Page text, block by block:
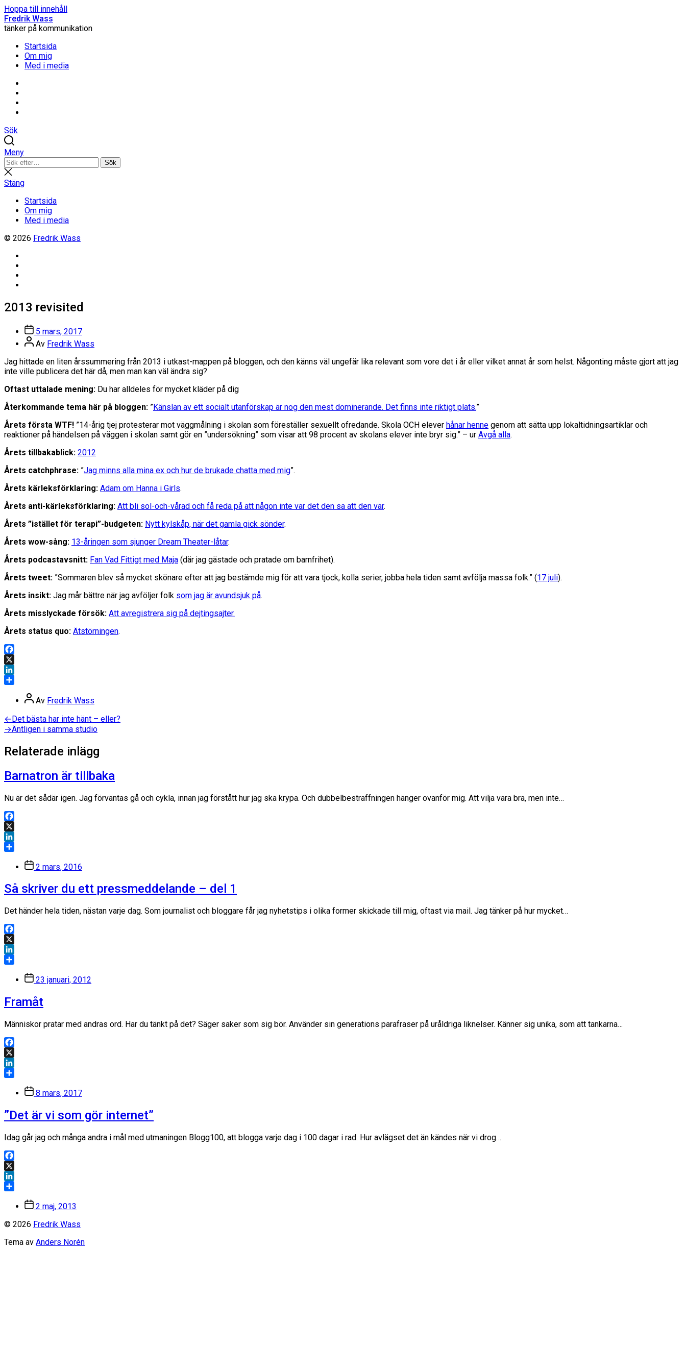
Hoppa till innehåll
Fredrik Wass
tänker på kommunikation
Startsida
Om mig
Med i media
Sök
Meny
Sök
efter:
Sök
Stäng
sökning
Stäng
Startsida
Om mig
Med i media
© 2026 Fredrik Wass
2013 revisited
Inläggsdatum
5 mars, 2017
Inläggsförfattare
Av Fredrik Wass
Jag hittade en liten årssummering från 2013 i utkast-mappen på bloggen, och den känns väl ungefär lika relevant som vore det i år eller vilket annat år som helst. Någonting måste gjort att jag
inte ville publicera det här då, men man kan väl ändra sig?
Oftast uttalade mening: Du har alldeles för mycket kläder på dig
Återkommande tema här på bloggen: ”Känslan av ett socialt utanförskap är nog den mest dominerande. Det finns inte riktigt plats.”
Årets första WTF! ”14-årig tjej protesterar mot väggmålning i skolan som föreställer sexuellt ofredande. Skola OCH elever hånar henne genom att sätta upp lokaltidningsartiklar och
reaktioner på händelsen på väggen i skolan samt gör en ”undersökning” som visar att 98 procent av skolans elever inte bryr sig.” – ur Avgå alla.
Årets tillbakablick: 2012
Årets catchphrase: ”Jag minns alla mina ex och hur de brukade chatta med mig”.
Årets kärleksförklaring: Adam om Hanna i Girls.
Årets anti-kärleksförklaring: Att bli sol-och-vårad och få reda på att någon inte var det den sa att den var.
Årets ”istället för terapi”-budgeten: Nytt kylskåp, när det gamla gick sönder.
Årets wow-sång: 13-åringen som sjunger Dream Theater-låtar.
Årets podcastavsnitt: Fan Vad Fittigt med Maja (där jag gästade och pratade om barnfrihet).
Årets tweet: ”Sommaren blev så mycket skönare efter att jag bestämde mig för att vara tjock, kolla serier, jobba hela tiden samt avfölja massa folk.” (17 juli).
Årets insikt: Jag mår bättre när jag avföljer folk som jag är avundsjuk på.
Årets misslyckade försök: Att avregistrera sig på dejtingsajter.
Årets status quo: Ätstörningen.
Facebook
X
LinkedIn
Inläggsförfattare
Av Fredrik Wass
Inläggsnavigering
←Föregående
inlägg:
Det bästa har inte hänt – eller?
→Nästa
Äntligen i samma studio
Relaterade inlägg
Barnatron är tillbaka
Nu är det sådär igen. Jag förväntas gå och cykla, innan jag förstått hur jag ska krypa. Och dubbelbestraffningen hänger ovanför mig. Att vilja vara bra, men inte…
Facebook
X
LinkedIn
Inläggsdatum
2 mars, 2016
Så skriver du ett pressmeddelande – del 1
Det händer hela tiden, nästan varje dag. Som journalist och bloggare får jag nyhetstips i olika former skickade till mig, oftast via mail. Jag tänker på hur mycket…
Facebook
X
LinkedIn
Inläggsdatum
23 januari, 2012
Framåt
Människor pratar med andras ord. Har du tänkt på det? Säger saker som sig bör. Använder sin generations parafraser på uråldriga liknelser. Känner sig unika, som att tankarna…
Facebook
X
LinkedIn
Inläggsdatum
8 mars, 2017
”Det är vi som gör internet”
Idag går jag och många andra i mål med utmaningen Blogg100, att blogga varje dag i 100 dagar i rad. Hur avlägset det än kändes när vi drog…
Facebook
X
LinkedIn
Inläggsdatum
2 maj, 2013
© 2026 Fredrik Wass
Tema av Anders Norén